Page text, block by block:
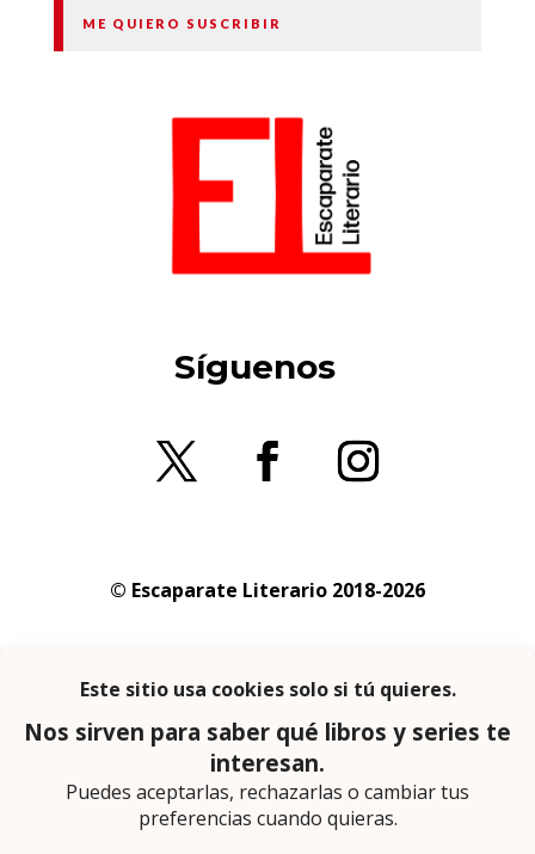
ME QUIERO SUSCRIBIR
Síguenos
© Escaparate Literario 2018-2026
privacidad
En calidad de afiliado de Amazon obtengo
ingresos por las compras adscritas que